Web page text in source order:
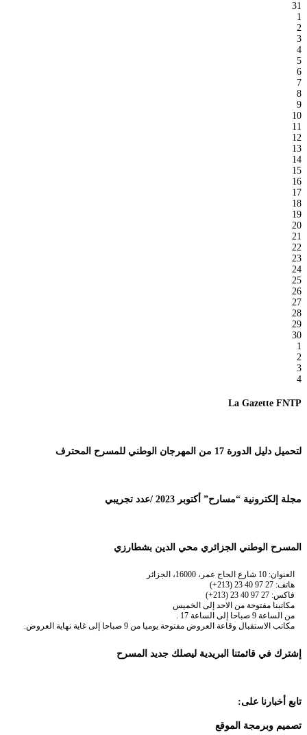
31
1
2
3
4
5
6
7
8
9
10
11
12
13
14
15
16
17
18
19
20
21
22
23
24
25
26
27
28
29
30
1
2
3
4
La Gazette FNTP
لتحميل دليل الدورة 17 من المهرجان الوطني للمسرح المحترف
مجلة إلكترونية “مسارح” أكتوبر 2023 /عدد تجريبي
المسرح الوطني الجزائري محي الدين بشطارزي
العنوان: 10 شارع الحاج عمر، 16000، الجزائر
هاتف: 27 97 40 23 (213+)
فاكس: 27 97 40 23 (213+)
مكاتبنا مفتوحة من الاحد إلى الخميس
من الساعة 9 صباحا إلى الساعة 17 .
مكاتب الاستقبال وقاعة العروض مفتوحة يوميا من 9 صباحا إلى غاية نهاية العروض.
إشترك في قائمتنا البريدية ليصلك جديد المسرح
تابع أخبارنا على:
تصميم وبرمجة الموقع